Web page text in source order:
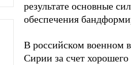
результате основные
обеспечения
В российском военном
Сирии за счет хорошего